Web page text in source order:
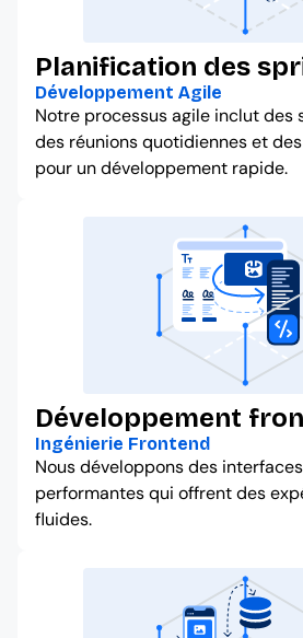
Planification des
Développement Agile
Notre processus agile inclut des
des réunions quotidiennes et
pour un développement rapide.
Développement
Ingénierie Frontend
Nous développons des
performantes qui offrent des
fluides.